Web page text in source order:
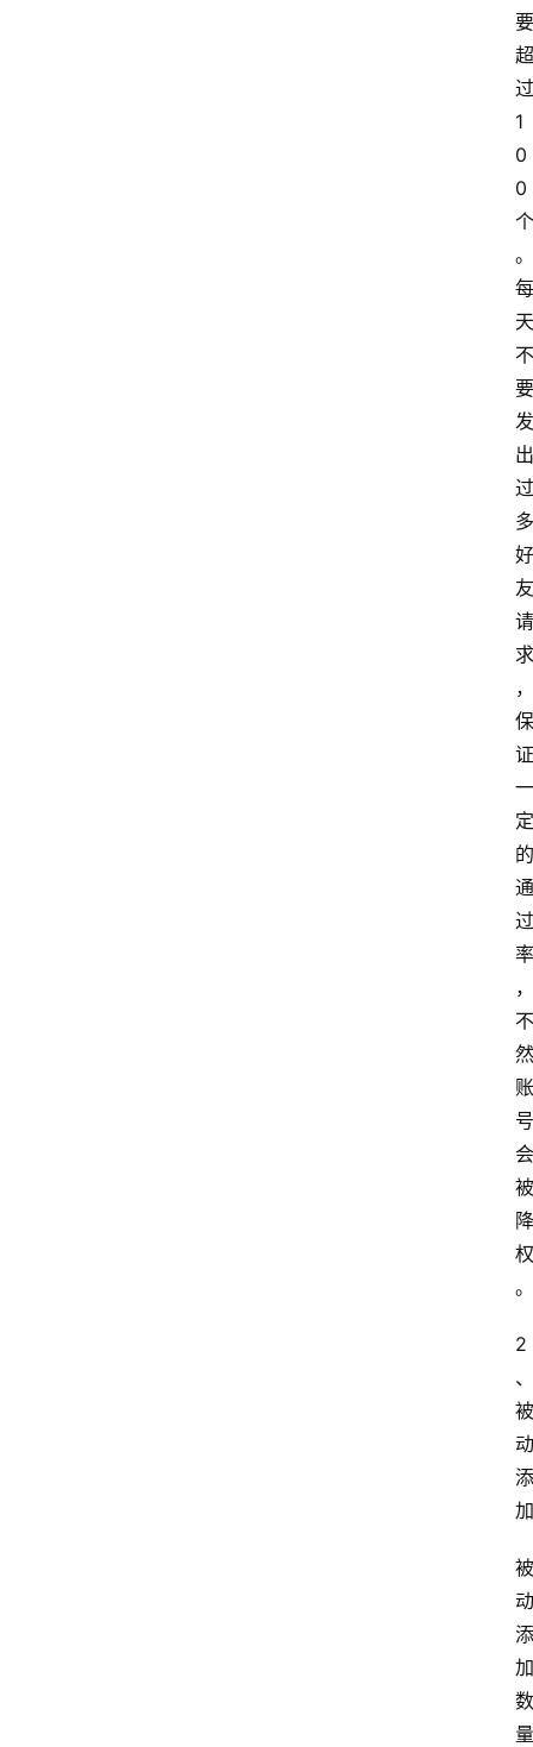
要
超
过
1
0
0
个
。
每
天
不
要
发
出
过
多
好
友
请
求
，
保
证
一
定
的
通
过
率
，
不
然
账
号
会
被
降
权
。
2
、
被
动
添
加
被
动
添
加
数
量